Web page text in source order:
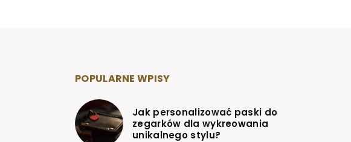
POPULARNE WPISY
Jak personalizować paski do
zegarków dla wykreowania
unikalnego stylu?